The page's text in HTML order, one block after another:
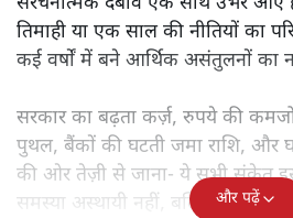
तिमाही या एक साल की नीतियों का
कई वर्षों में बने आर्थिक असंतुलनों का
सरकार का बढ़ता कर्ज़, रुपये की
पुथल, बैंकों की घटती जमा राशि, और
की ओर तेज़ी से जाना- ये सभी संकेत
समस्या अस्थायी नहीं, बल्कि गहरी और
और पढ़ें